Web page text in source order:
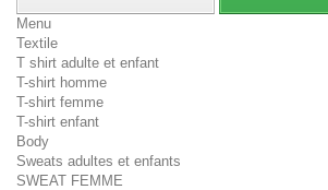
Menu
Textile
T shirt adulte et enfant
T-shirt homme
T-shirt femme
T-shirt enfant
Body
Sweats adultes et enfants
SWEAT FEMME